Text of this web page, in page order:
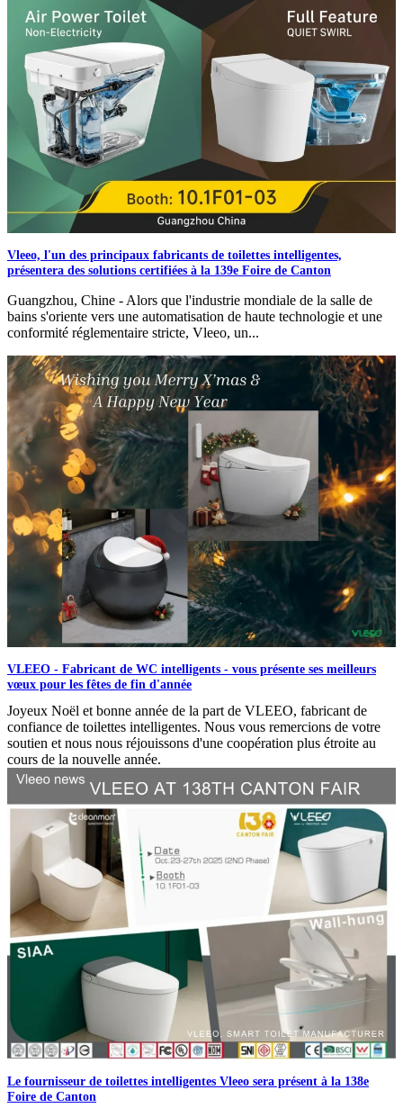
Vleeo, l'un des principaux fabricants de toilettes intelligentes,
présentera des solutions certifiées à la 139e Foire de Canton
Guangzhou, Chine - Alors que l'industrie mondiale de la salle de
bains s'oriente vers une automatisation de haute technologie et une
conformité réglementaire stricte, Vleeo, un...
VLEEO - Fabricant de WC intelligents - vous présente ses meilleurs
vœux pour les fêtes de fin d'année
Joyeux Noël et bonne année de la part de VLEEO, fabricant de
confiance de toilettes intelligentes. Nous vous remercions de votre
soutien et nous nous réjouissons d'une coopération plus étroite au
cours de la nouvelle année.
Le fournisseur de toilettes intelligentes Vleeo sera présent à la 138e
Foire de Canton